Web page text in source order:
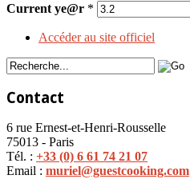
Current ye@r *
Accéder au site officiel
Contact
6 rue Ernest-et-Henri-Rousselle
75013 - Paris
Tél. : +33 (0) 6 61 74 21 07
Email : muriel@guestcooking.com